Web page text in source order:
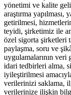
yönetimi ve kalite
araştırma
getirilmesi,
teyidi, şirketimiz ile
özel sigorta şirketleri
paylaşma, soru ve
uygulamalarının
idari tedbirleri alma,
iyileştirilmesi
verilerinizi saklama,
verilerinize ilişkin